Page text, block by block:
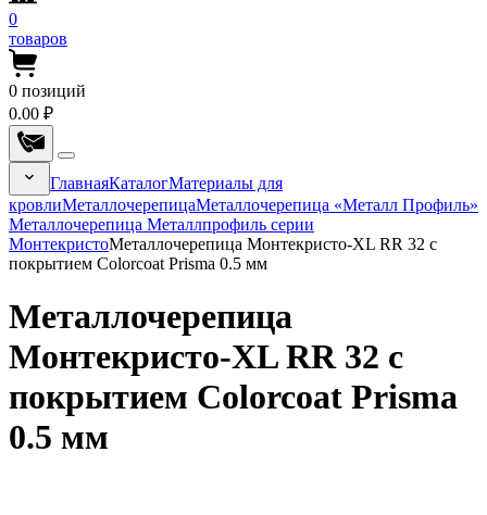
0
товаров
0 позиций
0.00 ₽
ГлавнаяКаталогМатериалы для
кровлиМеталлочерепицаМеталлочерепица «Металл Профиль»
Металлочерепица Металлпрофиль серии
МонтекристоМеталлочерепица Монтекристо-XL RR 32 с
покрытием Colorcoat Prisma 0.5 мм
Металлочерепица
Монтекристо-XL RR 32 с
покрытием Colorcoat Prisma
0.5 мм